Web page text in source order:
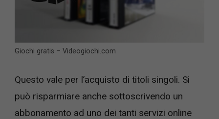
Giochi gratis – Videogiochi.com
Questo vale per l’acquisto di titoli singoli. Si
può risparmiare anche sottoscrivendo un
abbonamento ad uno dei tanti servizi online